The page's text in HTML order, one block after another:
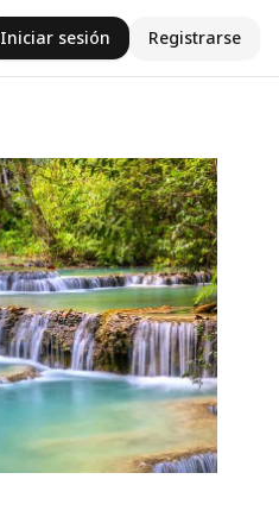
Iniciar sesión Registrarse